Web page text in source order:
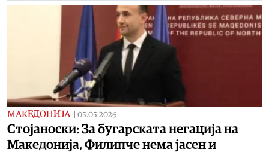
МАКЕДОНИЈА 05.05.2026
Стојаноски: За бугарската негација на
Македонија, Филипче нема јасен и